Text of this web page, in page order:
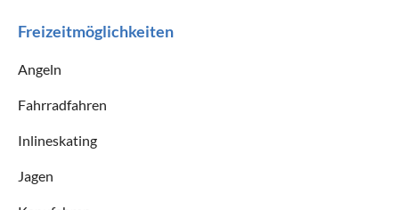
Freizeitmöglichkeiten
Angeln
Fahrradfahren
Inlineskating
Jagen